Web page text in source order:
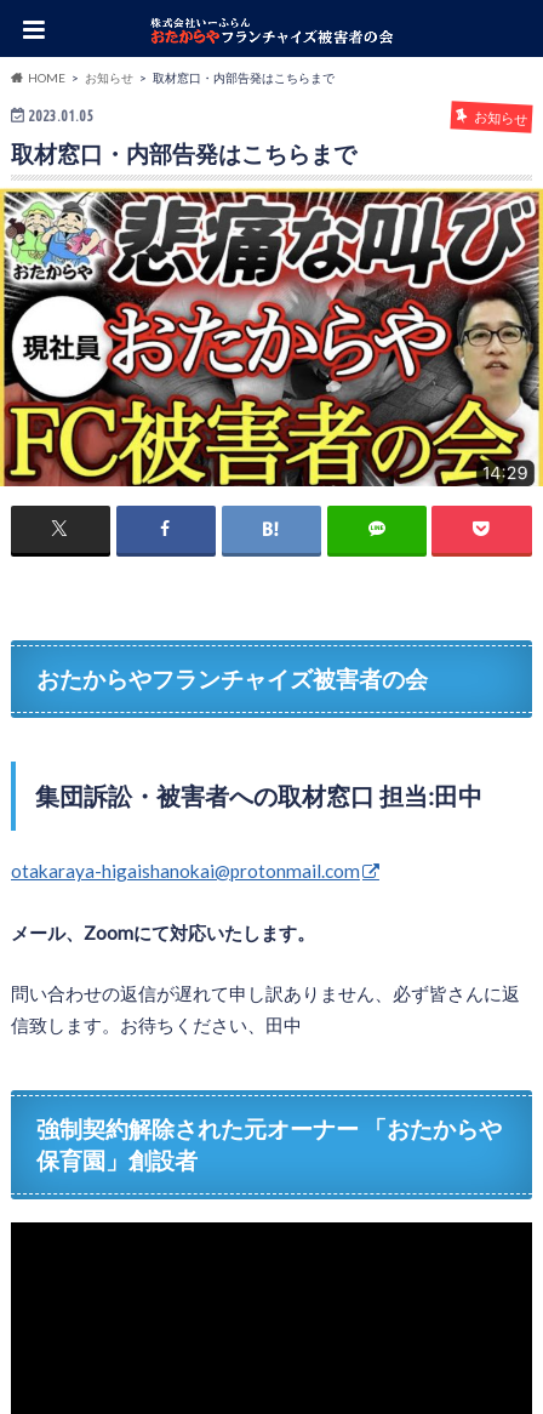
HOME お知らせ 取材窓口・内部告発はこちらまで
2023.01.05 お知らせ
取材窓口・内部告発はこちらまで
おたからやフランチャイズ被害者の会
集団訴訟・被害者への取材窓口 担当:田中
otakaraya-higaishanokai@protonmail.com
メール、Zoomにて対応いたします。
問い合わせの返信が遅れて申し訳ありません、必ず皆さんに返
信致します。お待ちください、田中
強制契約解除された元オーナー 「おたからや
保育園」創設者